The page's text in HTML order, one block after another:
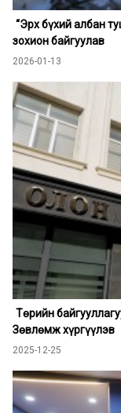
“Эрх бүхий албан
зохион байгуулав
2026-01-13
Төрийн
Зөвлөмж хүргүүлэв
2025-12-25